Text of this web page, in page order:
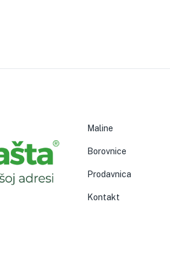
Maline
Borovnice
Prodavnica
Kontakt